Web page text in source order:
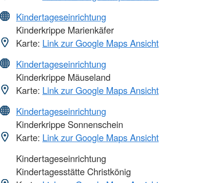
Kindertageseinrichtung
Kinderkrippe Marienkäfer
Karte: Link zur Google Maps Ansicht
Kindertageseinrichtung
Kinderkrippe Mäuseland
Karte: Link zur Google Maps Ansicht
Kindertageseinrichtung
Kinderkrippe Sonnenschein
Karte: Link zur Google Maps Ansicht
Kindertageseinrichtung
Kindertagesstätte Christkönig